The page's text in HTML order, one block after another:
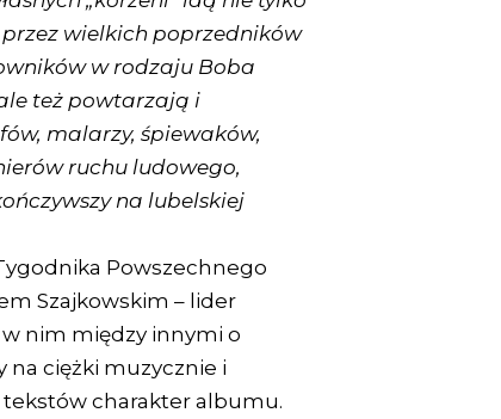
wielkich poprzedników
w rodzaju Boba
też powtarzają i
malarzy, śpiewaków,
ruchu ludowego,
na lubelskiej
Powszechnego
Szajkowskim – lider
w nim między innymi o
na ciężki muzycznie i
charakter albumu.